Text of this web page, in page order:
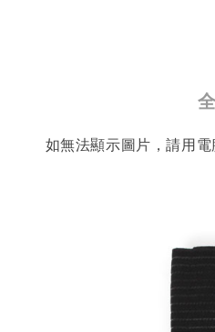
如無法顯示圖片，請用